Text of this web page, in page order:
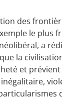
des
le plus
a
la
et